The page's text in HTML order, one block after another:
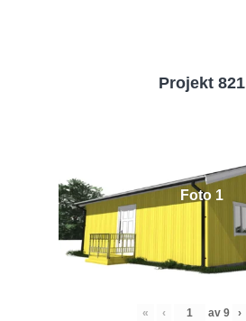
Projekt 821
Foto 1
« ‹ av 9 ›